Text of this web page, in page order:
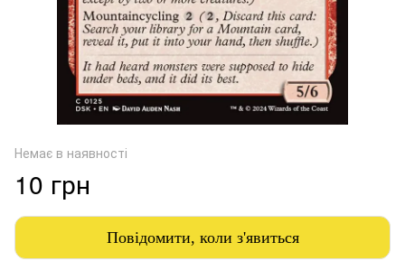
Немає в наявності
10 грн
Повідомити, коли з'явиться